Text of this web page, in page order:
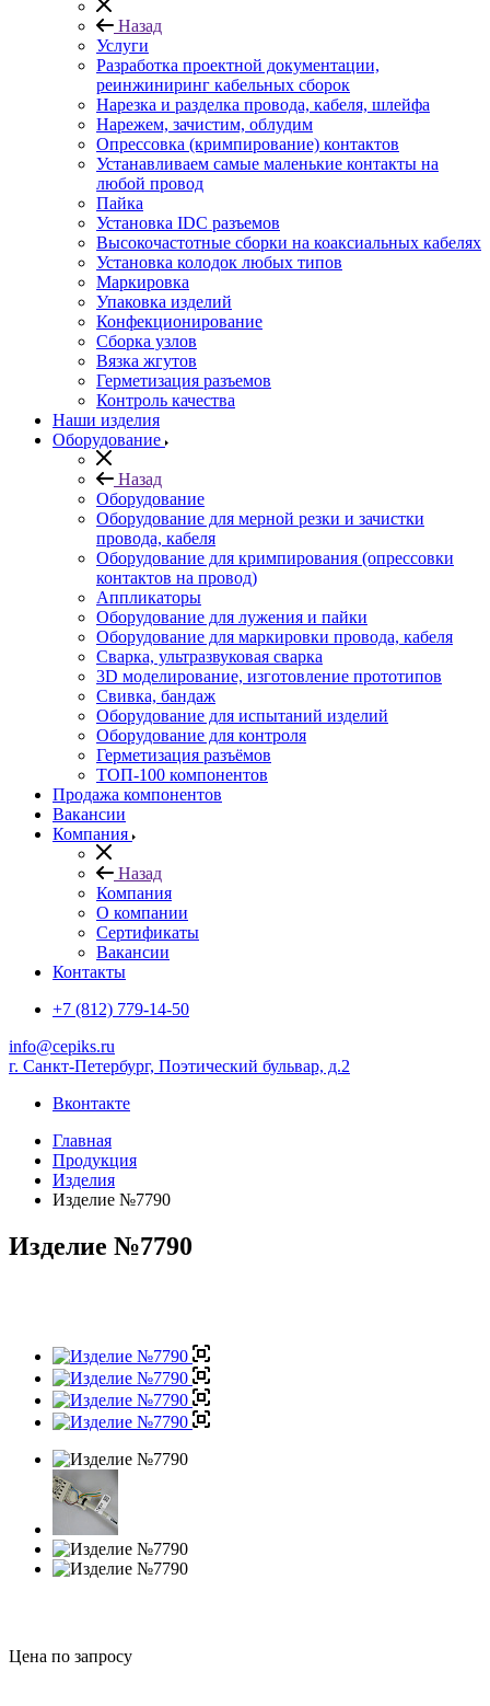
Назад
Услуги
Разработка проектной документации,
реинжиниринг кабельных сборок
Нарезка и разделка провода, кабеля, шлейфа
Нарежем, зачистим, облудим
Опрессовка (кримпирование) контактов
Устанавливаем самые маленькие контакты на
любой провод
Пайка
Установка IDC разъемов
Высокочастотные сборки на коаксиальных кабелях
Установка колодок любых типов
Маркировка
Упаковка изделий
Конфекционирование
Сборка узлов
Вязка жгутов
Герметизация разъемов
Контроль качества
Наши изделия
Оборудование
Назад
Оборудование
Оборудование для мерной резки и зачистки
провода, кабеля
Оборудование для кримпирования (опрессовки
контактов на провод)
Аппликаторы
Оборудование для лужения и пайки
Оборудование для маркировки провода, кабеля
Сварка, ультразвуковая сварка
3D моделирование, изготовление прототипов
Свивка, бандаж
Оборудование для испытаний изделий
Оборудование для контроля
Герметизация разъёмов
ТОП-100 компонентов
Продажа компонентов
Вакансии
Компания
Назад
Компания
О компании
Сертификаты
Вакансии
Контакты
+7 (812) 779-14-50
info@cepiks.ru
г. Санкт-Петербург, Поэтический бульвар, д.2
Вконтакте
Главная
Продукция
Изделия
Изделие №7790
Изделие №7790
Цена по запросу